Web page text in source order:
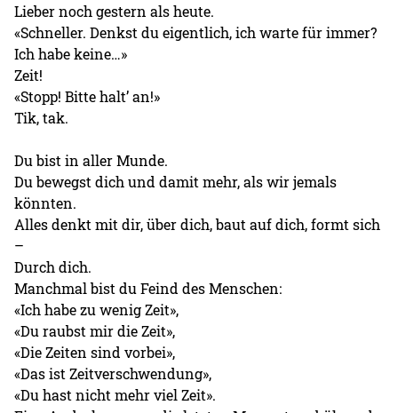
Lieber noch gestern als heute.
«Schneller. Denkst du eigentlich, ich warte für immer?
Ich habe keine…»
Zeit!
«Stopp! Bitte halt’ an!»
Tik, tak.
Du bist in aller Munde.
Du bewegst dich und damit mehr, als wir jemals
könnten.
Alles denkt mit dir, über dich, baut auf dich, formt sich
–
Durch dich.
Manchmal bist du Feind des Menschen:
«Ich habe zu wenig Zeit»,
«Du raubst mir die Zeit»,
«Die Zeiten sind vorbei»,
«Das ist Zeitverschwendung»,
«Du hast nicht mehr viel Zeit».